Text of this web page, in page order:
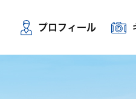
プロフィール